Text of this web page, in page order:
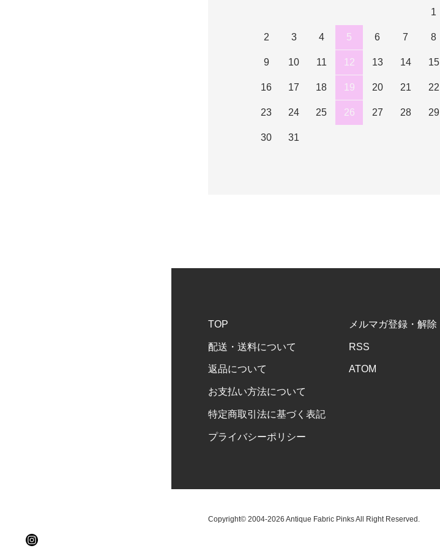
1
2 3 4 5 6 7 8
9 10 11 12 13 14 15
16 17 18 19 20 21 22
23 24 25 26 27 28 29
30 31
TOP
配送・送料について
返品について
お支払い方法について
特定商取引法に基づく表記
プライバシーポリシー
メルマガ登録・解除
RSS
ATOM
Copyright© 2004-2026 Antique Fabric Pinks All Right Reserved.